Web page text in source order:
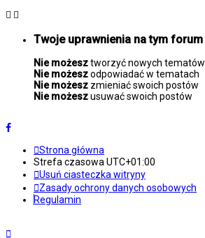
Twoje uprawnienia na tym forum
Nie możesztworzyć nowych tematów
Nie możeszodpowiadać w tematach
Nie możesz zmieniać swoich postów
Nie możeszusuwać swoich postów
Strona główna
Strefa czasowa UTC+01:00
Usuń ciasteczka witryny
Zasady ochrony danych osobowych
Regulamin